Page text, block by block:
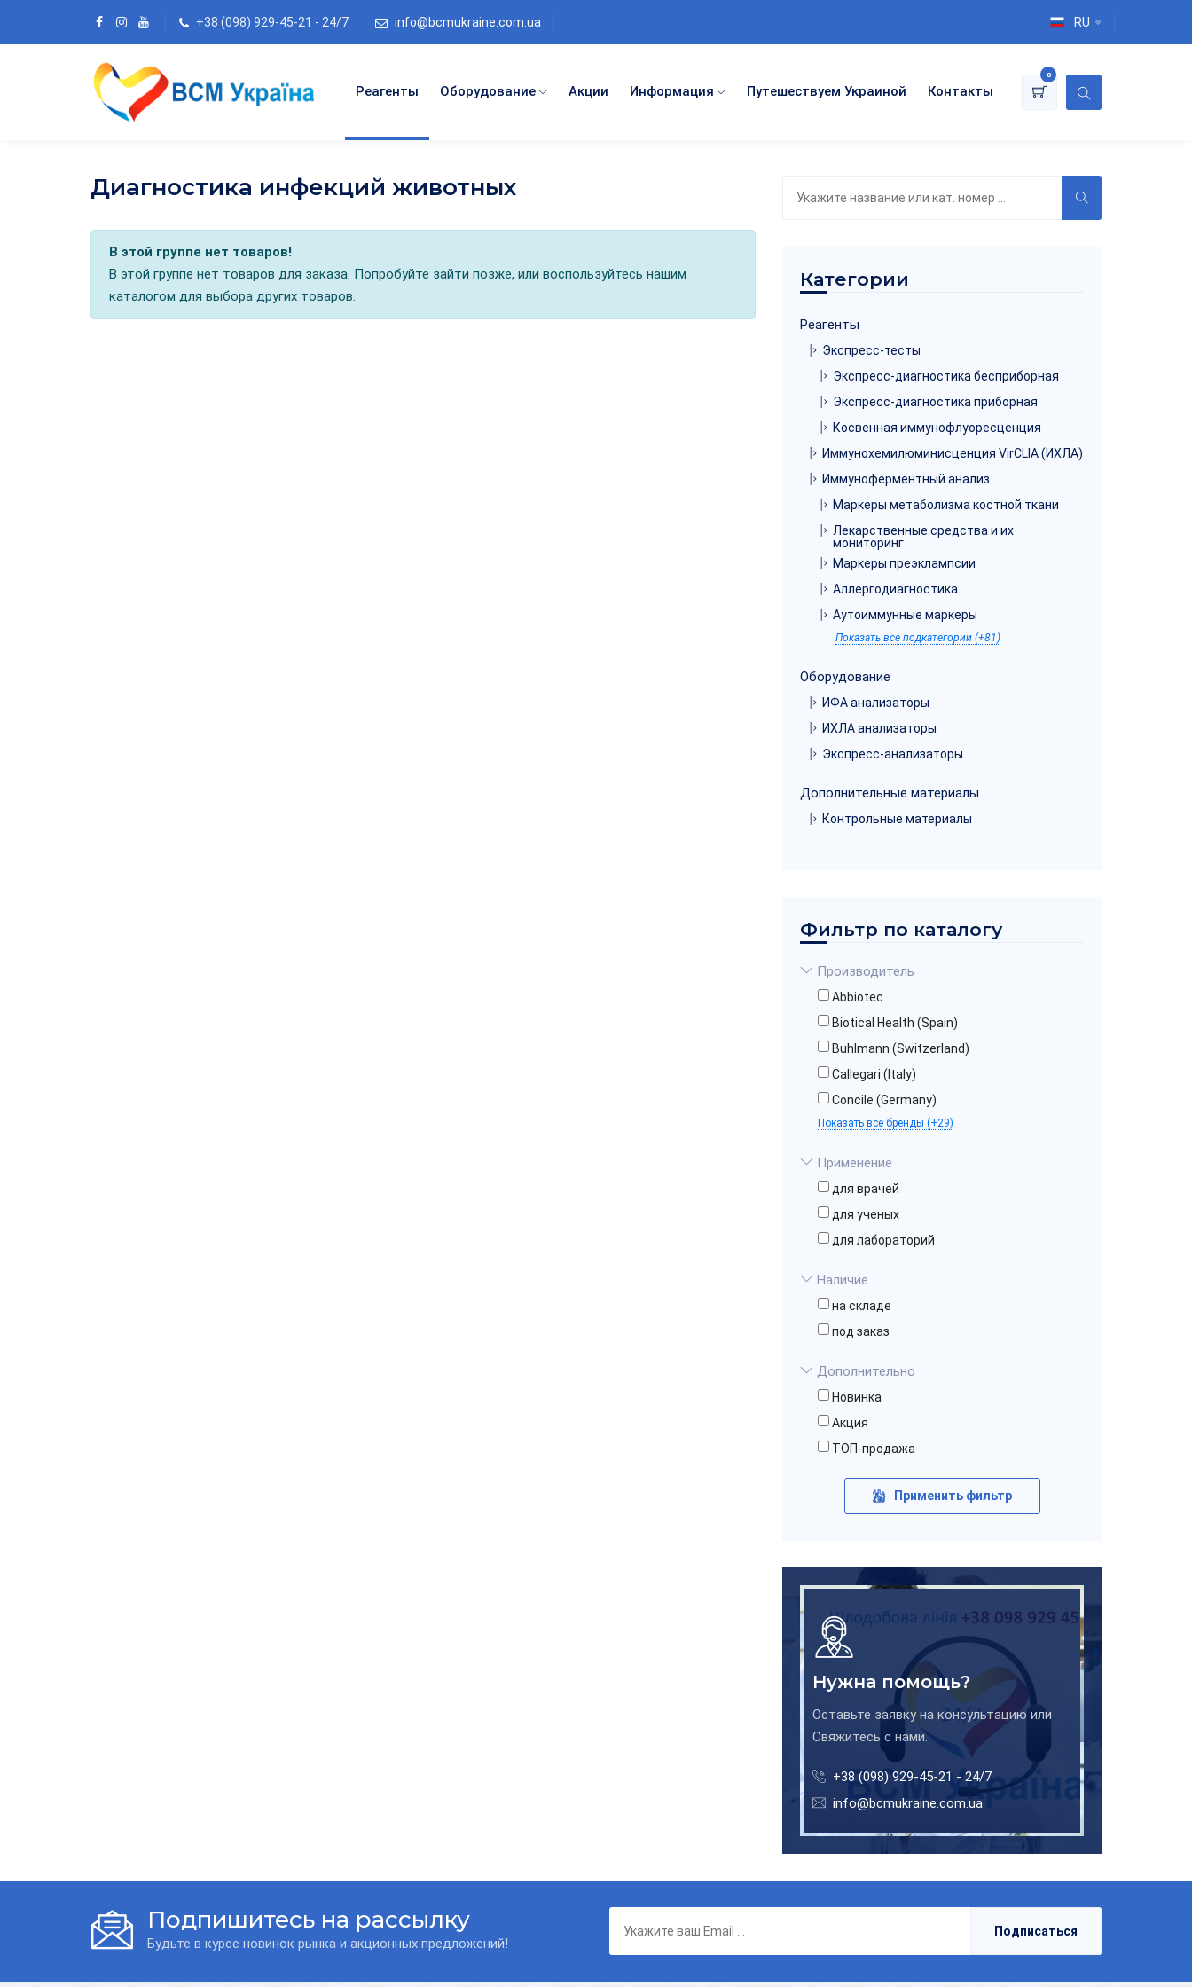
+38 (098) 929-45-21 - 24/7 info@bcmukraine.com.ua RU
Реагенты Оборудование Акции Информация Путешествуем Украиной Контакты
0
Диагностика инфекций животных
В этой группе нет товаров!
В этой группе нет товаров для заказа. Попробуйте зайти позже, или воспользуйтесь нашим
каталогом для выбора других товаров.
Категории
Реагенты
Экспресс-тесты
Экспресс-диагностика бесприборная
Экспресс-диагностика приборная
Косвенная иммунофлуоресценция
Иммунохемилюминисценция VirCLIA (ИХЛА)
Иммуноферментный анализ
Маркеры метаболизма костной ткани
Лекарственные средства и их
мониторинг
Маркеры преэклампсии
Аллергодиагностика
Аутоиммунные маркеры
Показать все подкатегории (+81)
Оборудование
ИФА анализаторы
ИХЛА анализаторы
Экспресс-анализаторы
Дополнительные материалы
Контрольные материалы
Фильтр по каталогу
Производитель
Abbiotec
Biotical Health (Spain)
Buhlmann (Switzerland)
Callegari (Italy)
Concile (Germany)
Показать все бренды (+29)
Применение
для врачей
для ученых
для лабораторий
Наличие
на складе
под заказ
Дополнительно
Новинка
Акция
ТОП-продажа
Применить фильтр
Нужна помощь?
Оставьте заявку на консультацию или
Свяжитесь с нами.
+38 (098) 929-45-21 - 24/7
info@bcmukraine.com.ua
Подпишитесь на рассылку
Будьте в курсе новинок рынка и акционных предложений!
Подписаться